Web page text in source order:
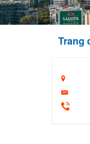
Trang